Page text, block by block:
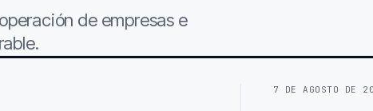
de empresas e
7 DE AGOSTO DE